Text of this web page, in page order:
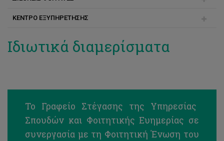
Ειδικές Κατηγορίες - με Παγκύπριες
Μετεγγραφές και 2ο πτυχίο
Ειδικές Κατηγορίες - με Διεθνείς Εξετάσεις
Συχνές Ερωτήσεις
Εγγραφή
Υποβολή αίτησης
Στήριξη φοιτητών
Πριν την άφιξη
ΚΕΝΤΡΟ ΕΞΥΠΗΡΕΤΗΣΗΣ
Υπηρεσίες Πληροφορικής
Ασφάλεια Κτηρίων
Γενική ασφάλιση ατυχημάτων
Ιδιωτικά διαμερίσματα
Το Γραφείο Στέγασης της Υπηρεσίας
Σπουδών και Φοιτητικής Ευημερίας σε
συνεργασία με τη Φοιτητική Ένωση του